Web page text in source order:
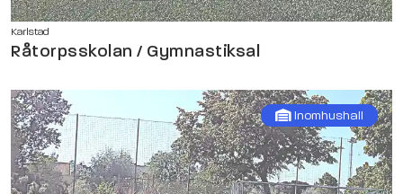
Karlstad
Råtorpsskolan / Gymnastiksal
Inomhushall